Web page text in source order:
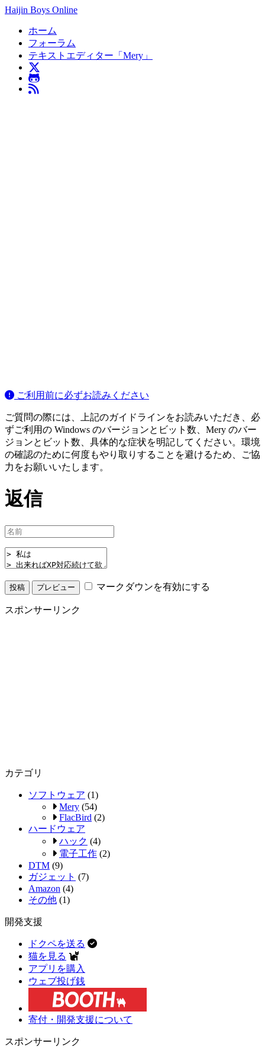
Haijin Boys Online
ホーム
フォーラム
テキストエディター「Mery」
ご利用前に必ずお読みください
ご質問の際には、上記のガイドラインをお読みいただき、必
ずご利用の Windows のバージョンとビット数、Mery のバー
ジョンとビット数、具体的な症状を明記してください。環境
の確認のために何度もやり取りすることを避けるため、ご協
力をお願いいたします。
返信
マークダウンを有効にする
スポンサーリンク
カテゴリ
ソフトウェア (1)
Mery (54)
FlacBird (2)
ハードウェア
ハック (4)
電子工作 (2)
DTM (9)
ガジェット (7)
Amazon (4)
その他 (1)
開発支援
ドクペを送る
猫を見る
アプリを購入
ウェブ投げ銭
寄付・開発支援について
スポンサーリンク